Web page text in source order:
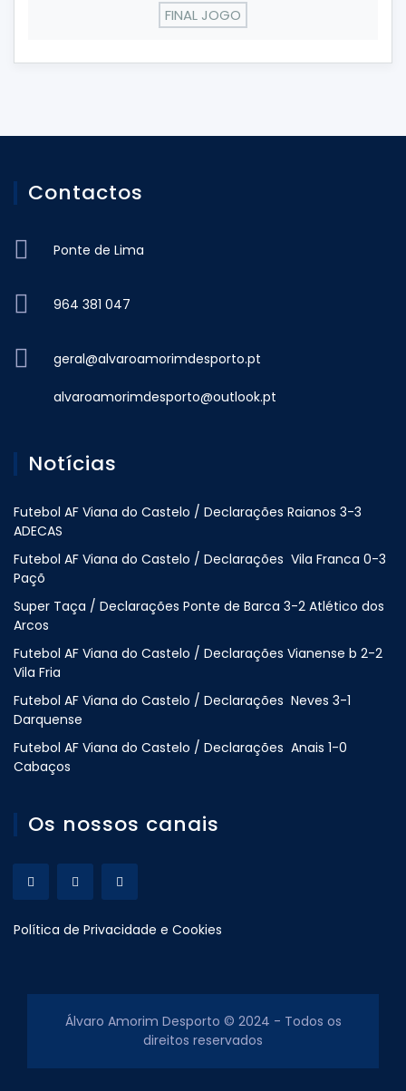
FINAL JOGO
Contactos
Ponte de Lima
964 381 047
geral@alvaroamorimdesporto.pt
alvaroamorimdesporto@outlook.pt
Notícias
Futebol AF Viana do Castelo / Declarações Raianos 3-3
ADECAS
Futebol AF Viana do Castelo / Declarações Vila Franca 0-3
Paçõ
Super Taça / Declarações Ponte de Barca 3-2 Atlético dos
Arcos
Futebol AF Viana do Castelo / Declarações Vianense b 2-2
Vila Fria
Futebol AF Viana do Castelo / Declarações Neves 3-1
Darquense
Futebol AF Viana do Castelo / Declarações Anais 1-0
Cabaços
Os nossos canais
Política de Privacidade e Cookies
Álvaro Amorim Desporto © 2024 - Todos os
direitos reservados